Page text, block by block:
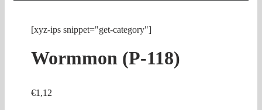
[xyz-ips snippet="get-category"]
Wormmon (P-118)
€1,12